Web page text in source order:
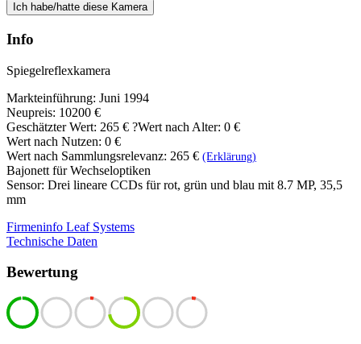
Ich habe/hatte diese Kamera
Info
Spiegelreflexkamera
Markteinführung: Juni 1994
Neupreis: 10200 €
Geschätzter Wert: 265 € ?Wert nach Alter: 0 €
Wert nach Nutzen: 0 €
Wert nach Sammlungsrelevanz: 265 € (Erklärung)
Bajonett für Wechseloptiken
Sensor: Drei lineare CCDs für rot, grün und blau mit 8.7 MP, 35,5
mm
Firmeninfo Leaf Systems
Technische Daten
Bewertung